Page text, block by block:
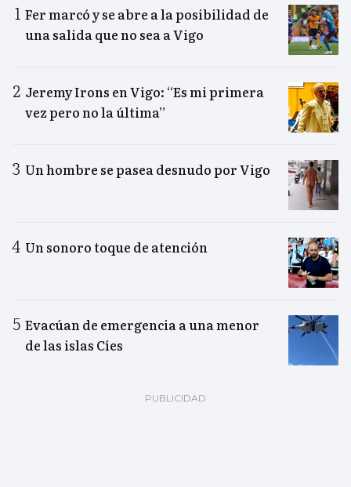
Fer marcó y se abre a la posibilidad de
una salida que no sea a Vigo
Jeremy Irons en Vigo: “Es mi primera
vez pero no la última”
Un hombre se pasea desnudo por Vigo
Un sonoro toque de atención
Evacúan de emergencia a una menor
de las islas Cíes